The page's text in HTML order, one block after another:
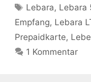
Schlagwörter
Lebara, Lebara
Empfang, Lebara
Prepaidkarte,
1 Kommentar